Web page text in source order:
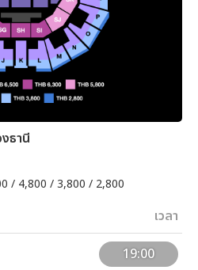
ธานี
/ 4,800 / 3,800 / 2,800
เวลา
19:00